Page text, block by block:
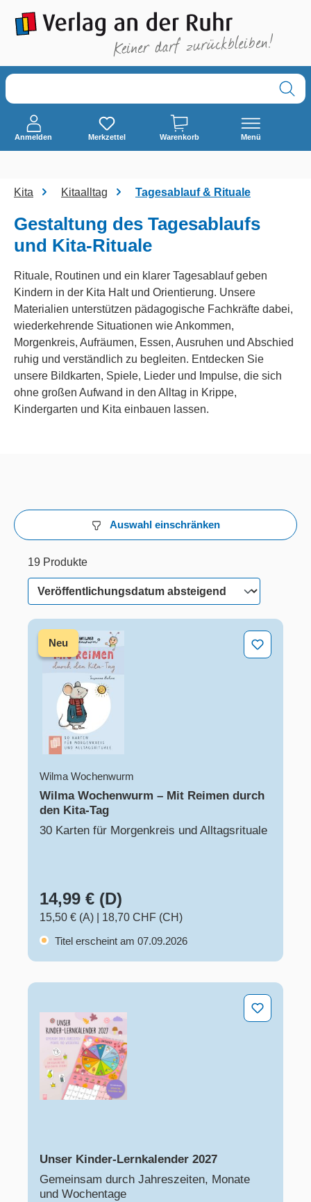
springen
Anmelden Merkzettel Warenkorb Menü
Kita Kitaalltag Tagesablauf & Rituale
Gestaltung des Tagesablaufs
und Kita-Rituale
Rituale, Routinen und ein klarer Tagesablauf geben
Kindern in der Kita Halt und Orientierung. Unsere
Materialien unterstützen pädagogische Fachkräfte dabei,
wiederkehrende Situationen wie Ankommen,
Morgenkreis, Aufräumen, Essen, Ausruhen und Abschied
ruhig und verständlich zu begleiten. Entdecken Sie
unsere Bildkarten, Spiele, Lieder und Impulse, die sich
ohne großen Aufwand in den Alltag in Krippe,
Kindergarten und Kita einbauen lassen.
Auswahl einschränken
19 Produkte
19 von 19 Produkten werden angezeigt
19 Produkte
Wilma Wochenwurm – Mit Reimen durch den Kita-Tag
Neu
Wilma Wochenwurm
Wilma Wochenwurm – Mit Reimen durch
den Kita-Tag
30 Karten für Morgenkreis und Alltagsrituale
14,99 € (D)
15,50 € (A)
18,70 CHF (CH)
Titel erscheint am 07.09.2026
Unser Kinder-Lernkalender 2027
Gemeinsam durch Jahreszeiten, Monate
und Wochentage